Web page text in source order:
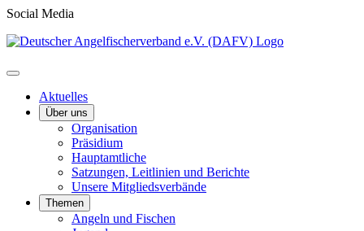
Social Media
Aktuelles
Über uns
Organisation
Präsidium
Hauptamtliche
Satzungen, Leitlinien und Berichte
Unsere Mitgliedsverbände
Themen
Angeln und Fischen